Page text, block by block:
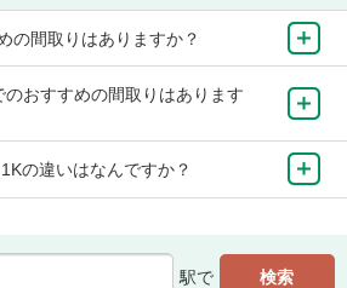
の間取りはありますか？
おすすめの間取りはあります
の違いはなんですか？
駅で